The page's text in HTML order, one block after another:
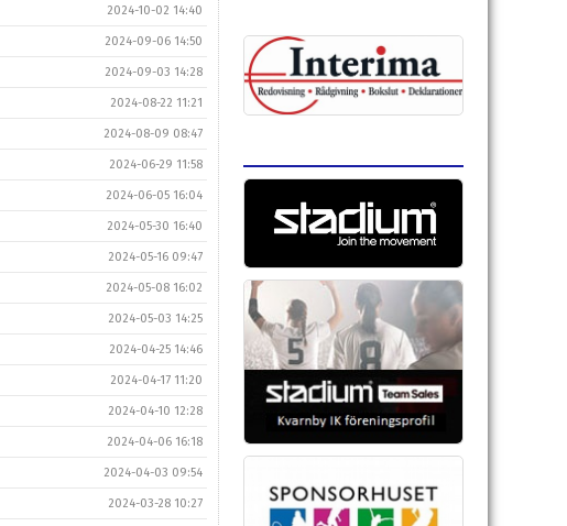
2024-10-02 14:40
2024-09-06 14:50
2024-09-03 14:28
2024-08-22 11:21
2024-08-09 08:47
2024-06-29 11:58
2024-06-05 16:04
2024-05-30 16:40
2024-05-16 09:47
2024-05-08 16:02
2024-05-03 14:25
2024-04-25 14:46
2024-04-17 11:20
2024-04-10 12:28
2024-04-06 16:18
2024-04-03 09:54
2024-03-28 10:27